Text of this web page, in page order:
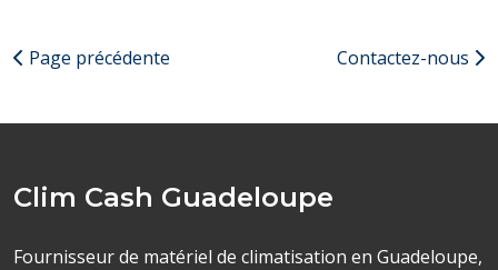
Page précédente Contactez-nous
Clim Cash Guadeloupe
Fournisseur de matériel de climatisation en Guadeloupe,